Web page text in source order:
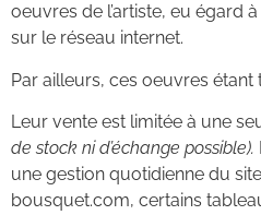
oeuvres de l’artiste, eu égard
sur le réseau internet.
Par ailleurs, ces oeuvres
Leur vente est limitée à une
de stock ni d’échange possible).
une gestion quotidienne du
bousquet.com, certains